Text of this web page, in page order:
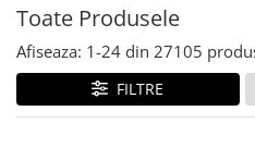
Pixuri
Stilouri școlare
Rollere și finelinere
Markere și textmarkere
Toate Produsele
Afiseaza: 1-24 din 27105
FILTRE